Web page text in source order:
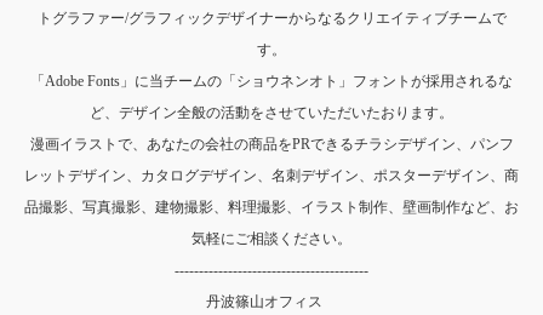
トグラファー/グラフィックデザイナーからなるクリエイティブチームで
す。
「Adobe Fonts」に当チームの「ショウネンオト」フォントが採用されるな
ど、デザイン全般の活動をさせていただいたおります。
漫画イラストで、あなたの会社の商品をPRできるチラシデザイン、パンフ
レットデザイン、カタログデザイン、名刺デザイン、ポスターデザイン、商
品撮影、写真撮影、建物撮影、料理撮影、イラスト制作、壁画制作など、お
気軽にご相談ください。
----------------------------------------
丹波篠山オフィス